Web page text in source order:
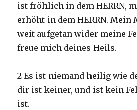
ist fröhlich in dem HERRN,
erhöht in dem HERRN. Mein
weit aufgetan wider meine
freue mich deines Heils.
2 Es ist niemand heilig wie
dir ist keiner, und ist kein
ist.